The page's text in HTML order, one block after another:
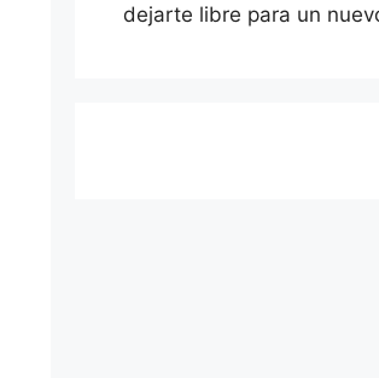
dejarte libre para un